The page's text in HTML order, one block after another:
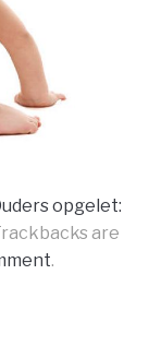
opgelet:
are
.